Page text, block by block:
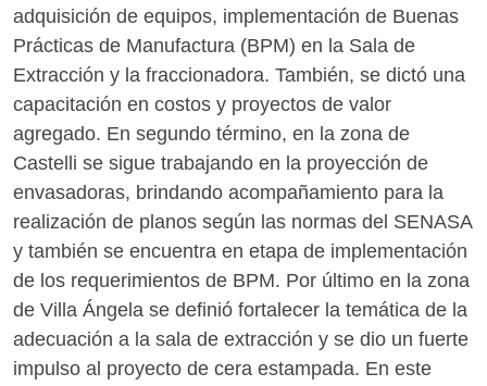
adquisición de equipos, implementación de Buenas
Prácticas de Manufactura (BPM) en la Sala de
Extracción y la fraccionadora. También, se dictó una
capacitación en costos y proyectos de valor
agregado. En segundo término, en la zona de
Castelli se sigue trabajando en la proyección de
envasadoras, brindando acompañamiento para la
realización de planos según las normas del SENASA
y también se encuentra en etapa de implementación
de los requerimientos de BPM. Por último en la zona
de Villa Ángela se definió fortalecer la temática de la
adecuación a la sala de extracción y se dio un fuerte
impulso al proyecto de cera estampada. En este